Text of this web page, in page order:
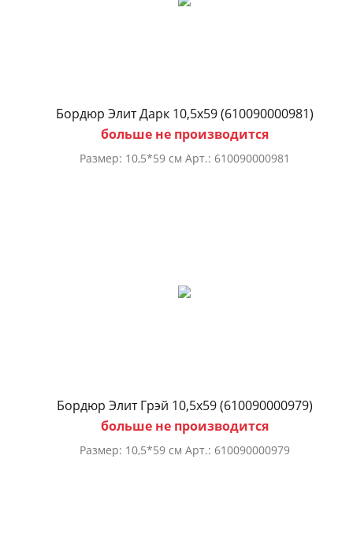
Бордюр Элит Дарк 10,5х59 (610090000981)
больше не производится
Размер: 10,5*59 см Арт.: 610090000981
Бордюр Элит Грэй 10,5х59 (610090000979)
больше не производится
Размер: 10,5*59 см Арт.: 610090000979